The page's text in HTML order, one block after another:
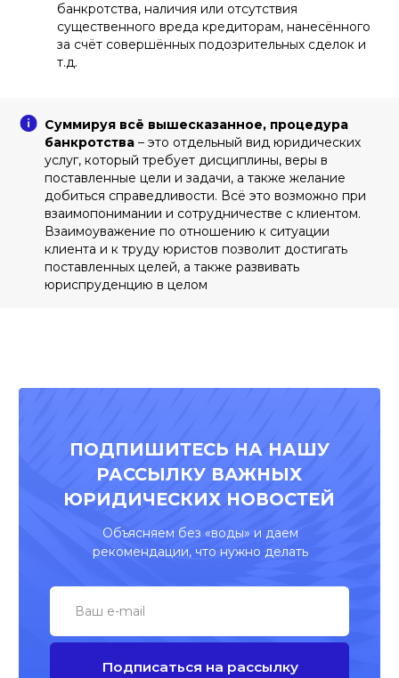
банкротства, наличия или отсутствия
существенного вреда кредиторам, нанесённого
за счёт совершённых подозрительных сделок и
т.д.
Суммируя всё вышесказанное, процедура
банкротства – это отдельный вид юридических
услуг, который требует дисциплины, веры в
поставленные цели и задачи, а также желание
добиться справедливости. Всё это возможно при
взаимопонимании и сотрудничестве с клиентом.
Взаимоуважение по отношению к ситуации
клиента и к труду юристов позволит достигать
поставленных целей, а также развивать
юриспруденцию в целом